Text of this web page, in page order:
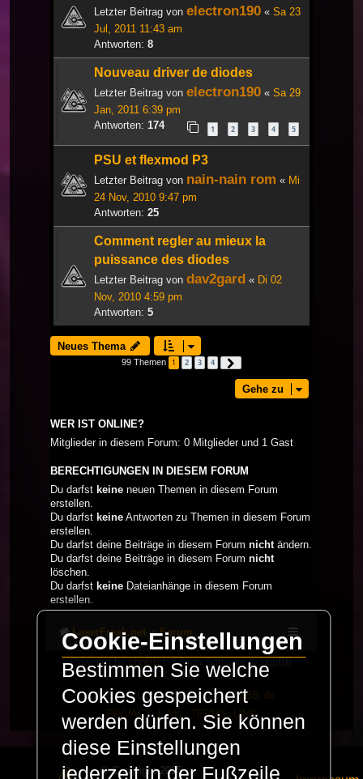
Letzter Beitrag von electron190 « Sa 23
Jul, 2011 11:43 am
Antworten: 8
Nouveau driver de diodes
Letzter Beitrag von electron190 « Sa 29
Jan, 2011 6:39 pm
Antworten: 174 1 2 3 4 5
PSU et flexmod P3
Letzter Beitrag von nain-nain rom « Mi
24 Nov, 2010 9:47 pm
Antworten: 25
Comment regler au mieux la
puissance des diodes
Letzter Beitrag von dav2gard « Di 02
Nov, 2010 4:59 pm
Antworten: 5
Neues Thema
99 Themen 1 2 3 4
Gehe zu
WER IST ONLINE?
Mitglieder in diesem Forum: 0 Mitglieder und 1 Gast
BERECHTIGUNGEN IN DIESEM FORUM
Du darfst keine neuen Themen in diesem Forum
erstellen.
Du darfst keine Antworten zu Themen in diesem Forum
erstellen.
Du darfst deine Beiträge in diesem Forum nichtändern.
Du darfst deine Beiträge in diesem Forum nicht
löschen.
Du darfst keine Dateianhänge in diesem Forum
erstellen.
LaserFreak.net Forum
Powered by phpBB
® Forum Software © phpBB
Limited
Deutsche Übersetzung durchphpBB.de
PRIVACY_LINK
TERMS_LINK
© Copyright 2025 -
Cookie-Einstellungen
Bestimmen Sie welche
Cookies gespeichert
werden dürfen. Sie können
diese Einstellungen
jederzeit in der Fußzeile